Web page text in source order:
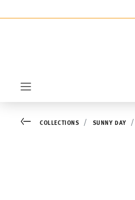
Go backCOLLECTIONS SUNNY DAY